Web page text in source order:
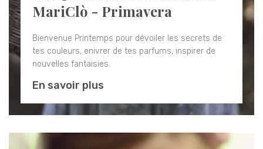
MariClò - Primavera
Bienvenue Printemps pour dévoiler les secrets de
tes couleurs, enivrer de tes parfums, inspirer de
nouvelles fantaisies.
En savoir plus